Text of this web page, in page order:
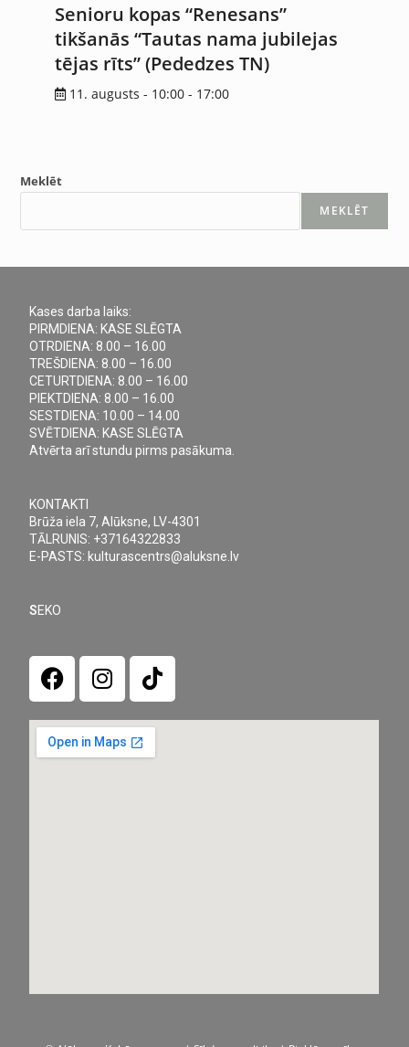
Senioru kopas “Renesans”
tikšanās “Tautas nama jubilejas
tējas rīts” (Pededzes TN)
11. augusts - 10:00 - 17:00
Meklēt
MEKLĒT
Kases darba laiks:
PIRMDIENA: KASE SLĒGTA
OTRDIENA: 8.00 – 16.00
TREŠDIENA: 8.00 – 16.00
CETURTDIENA: 8.00 – 16.00
PIEKTDIENA: 8.00 – 16.00
SESTDIENA: 10.00 – 14.00
SVĒTDIENA: KASE SLĒGTA
Atvērta arī stundu pirms pasākuma.
KONTAKTI
Brūža iela 7, Alūksne, LV-4301
TĀLRUNIS: +37164322833
E-PASTS: kulturascentrs@aluksne.lv
SEKO